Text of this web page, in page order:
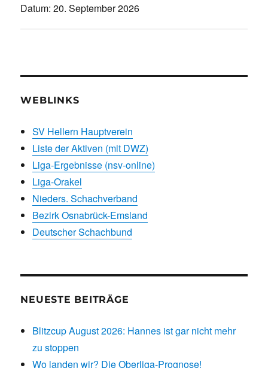
Datum:20. September 2026
WEBLINKS
SV Hellern Hauptverein
Liste der Aktiven (mit DWZ)
Liga-Ergebnisse (nsv-online)
Liga-Orakel
Nieders. Schachverband
Bezirk Osnabrück-Emsland
Deutscher Schachbund
NEUESTE BEITRÄGE
Blitzcup August 2026: Hannes ist gar nicht mehr
zu stoppen
Wo landen wir? Die Oberliga-Prognose!